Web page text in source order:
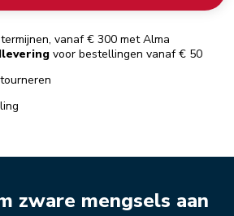
vanaf € 300 met Alma
voor bestellingen vanaf € 50
zware mengsels aan